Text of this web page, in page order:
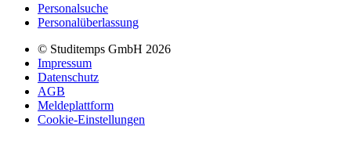
Personalsuche
Personalüberlassung
© Studitemps GmbH 2026
Impressum
Datenschutz
AGB
Meldeplattform
Cookie-Einstellungen